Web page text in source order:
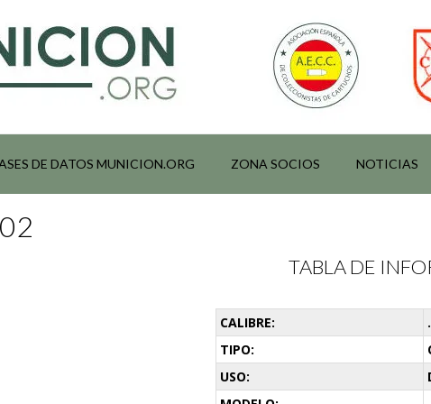
DE DATOS MUNICION.ORG ZONA SOCIOS NOTICIAS
TABLA DE
CALIBRE:
TIPO:
USO: